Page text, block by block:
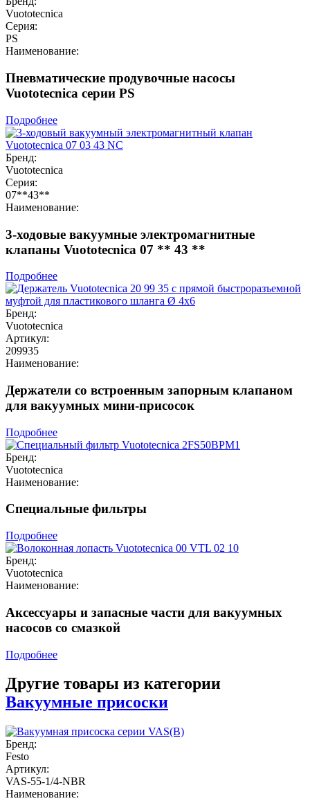
Vuototecnica
Серия:
PS
Наименование:
Пневматические продувочные насосы
Vuototecnica серии PS
Подробнее
Бренд:
Vuototecnica
Серия:
07**43**
Наименование:
3-ходовые вакуумные электромагнитные
клапаны Vuototecnica 07 ** 43 **
Подробнее
Бренд:
Vuototecnica
Артикул:
209935
Наименование:
Держатели со встроенным запорным клапаном
для вакуумных мини-присосок
Подробнее
Бренд:
Vuototecnica
Наименование:
Специальные фильтры
Подробнее
Бренд:
Vuototecnica
Наименование:
Аксессуары и запасные части для вакуумных
насосов со смазкой
Подробнее
Другие товары из категории
Вакуумные присоски
Бренд:
Festo
Артикул:
VAS-55-1/4-NBR
Наименование: